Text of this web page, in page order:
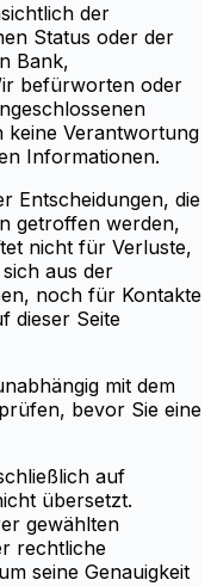
der
Status oder der
Bank,
befürworten oder
keine Verantwortung
Informationen.
Entscheidungen, die
getroffen werden,
nicht für Verluste,
aus der
noch für Kontakte
dieser Seite
mit dem
bevor Sie eine
auf
übersetzt.
gewählten
rechtliche
seine Genauigkeit